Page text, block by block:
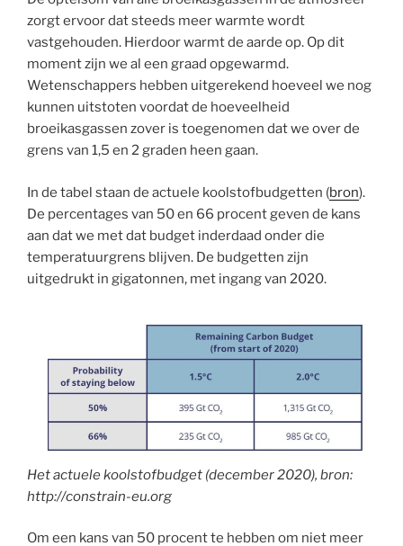
zorgt ervoor dat steeds meer warmte wordt
vastgehouden. Hierdoor warmt de aarde op. Op dit
moment zijn we al een graad opgewarmd.
Wetenschappers hebben uitgerekend hoeveel we nog
kunnen uitstoten voordat de hoeveelheid
broeikasgassen zover is toegenomen dat we over de
grens van 1,5 en 2 graden heen gaan.
In de tabel staan de actuele koolstofbudgetten (bron).
De percentages van 50 en 66 procent geven de kans
aan dat we met dat budget inderdaad onder die
temperatuurgrens blijven. De budgetten zijn
uitgedrukt in gigatonnen, met ingang van 2020.
Het actuele koolstofbudget (december 2020), bron:
http://constrain-eu.org
Om een kans van 50 procent te hebben om niet meer